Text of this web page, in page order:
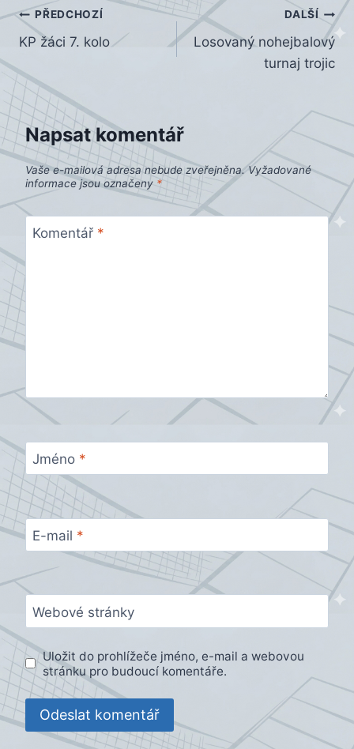
Navigace
pro
příspěvek
PŘEDCHOZÍ
KP žáci 7. kolo
DALŠÍ
Losovaný nohejbalový
turnaj trojic
Napsat komentář
Vaše e-mailová adresa nebude zveřejněna. Vyžadované
informace jsou označeny *
Komentář *
Jméno *
E-mail *
Webové stránky
Uložit do prohlížeče jméno, e-mail a webovou
stránku pro budoucí komentáře.